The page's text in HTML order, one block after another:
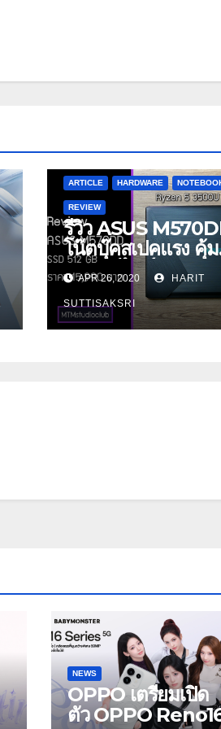
ARTICLE HARDWARE
REVIEW
รีวิว ASUS
โน๊ตบุ๊คสเปคแรง คุ้ม
ราคา ดีไซน์สวย
APR 26, 2020 HARIT
SUTTISAKSRI
NEWS
OPPO เตรียมเปิด
ตัว OPPO